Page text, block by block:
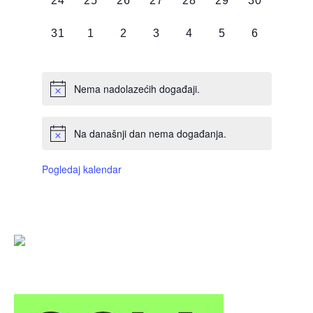
0
31
0
1
0
2
0
3
0
4
0
5
0
6
Nema nadolazećih događaji.
Na današnji dan nema događanja.
Pogledaj kalendar